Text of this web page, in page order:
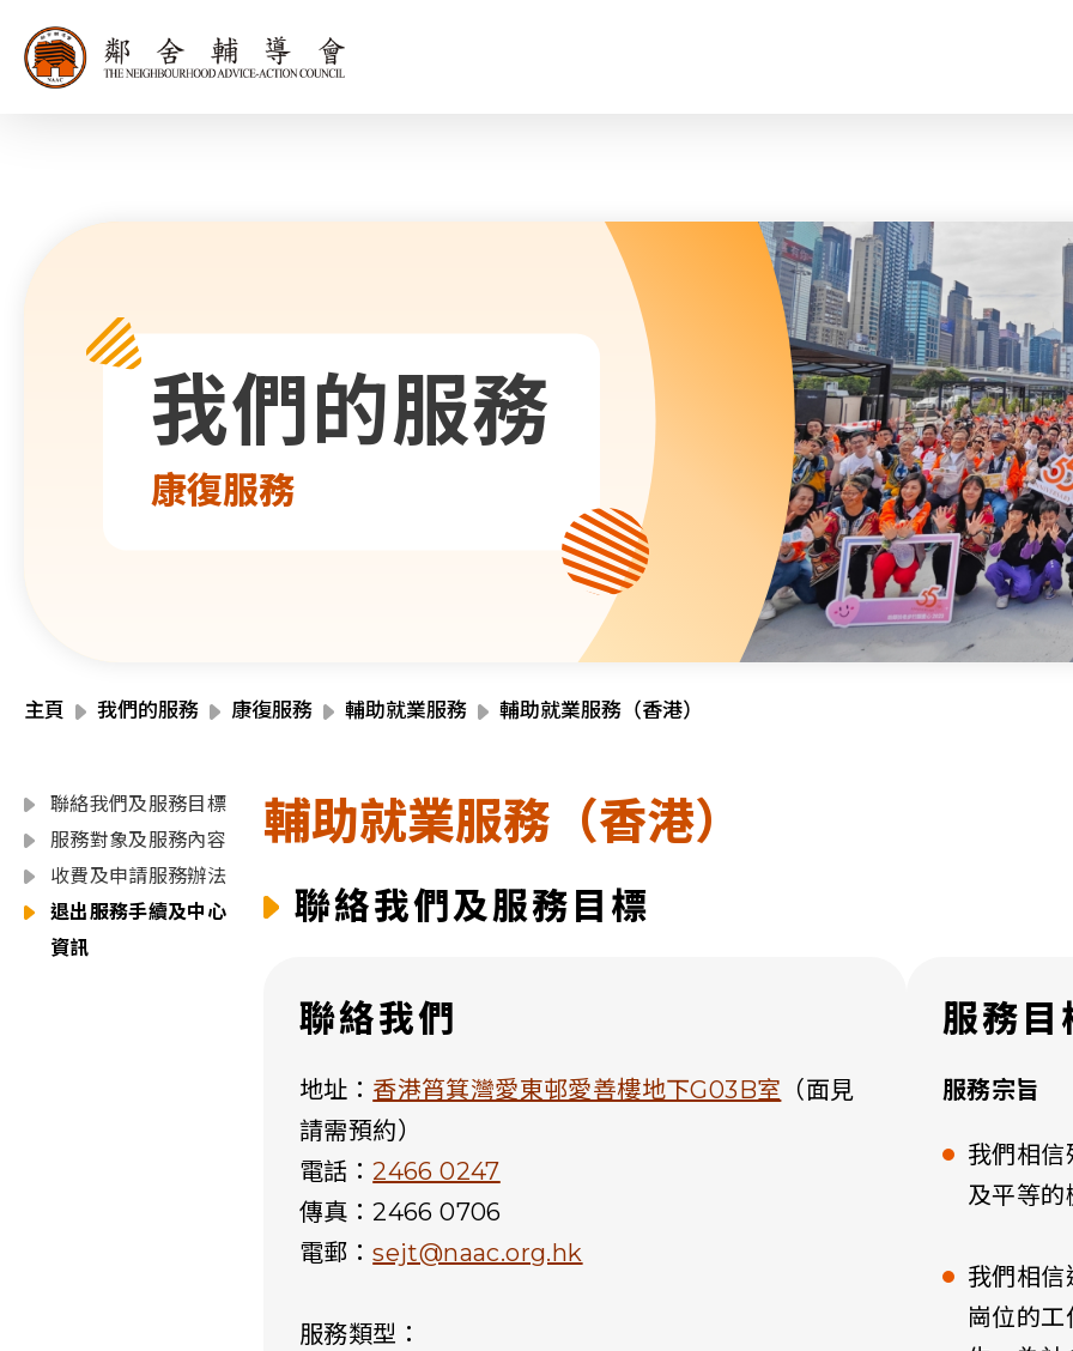
我們的服務
康復服務
主頁 我們的服務 康復服務 輔助就業服務 輔助就業服務（香港）
聯絡我們及服務目標
服務對象及服務內容
收費及申請服務辦法
退出服務手續及中心
資訊
輔助就業服務（香港）
聯絡我們及服務目標
聯絡我們
地址： 香港筲箕灣愛東邨愛善樓地下G03B室 （面見
請需預約）
電話： 2466 0247
傳真：2466 0706
電郵：sejt@naac.org.hk
服務類型：
服務目
服務宗旨
我們相
及平等的
我們相
崗位的
招標項目
關於我們
內地服務
教育服務
醫療衞生服務
社會企業
我們的服務
我們的夥伴
捐款方法
加入義工
支持我們
新聞稿及媒體報導
年報
會訊及刊物
財務報告
資源中心
活動焦點
活動報名
最新動向